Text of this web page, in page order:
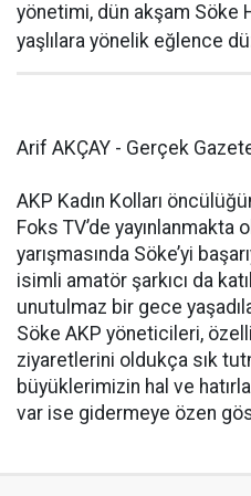
yönetimi, dün akşam Söke
yaşlılara yönelik eğlence
Arif AKÇAY - Gerçek
AKP Kadın Kolları
Foks TV’de yayınlanmakta
yarışmasında Söke’yi
isimli amatör şarkıcı da
unutulmaz bir gece
Söke AKP yöneticileri,
ziyaretlerini oldukça sık
büyüklerimizin hal ve
var ise gidermeye özen